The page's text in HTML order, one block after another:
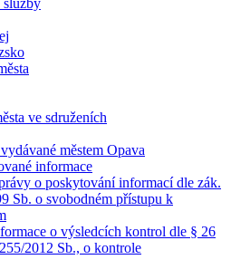
služby
ve sdruženích
městem Opava
informace
o poskytování informací dle zák.
Sb. o svobodném přístupu k
o výsledcích kontrol dle § 26
2012 Sb., o kontrole